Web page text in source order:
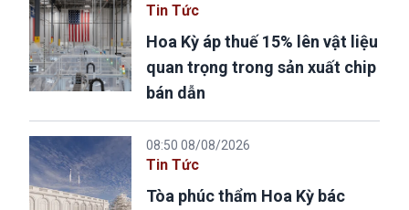
Tin Tức
Hoa Kỳ áp thuế 15% lên vật liệu
quan trọng trong sản xuất chip
bán dẫn
08:50 08/08/2026
Tin Tức
Tòa phúc thẩm Hoa Kỳ bác